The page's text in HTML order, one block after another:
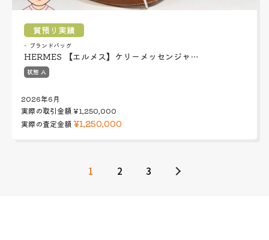
質預り実績
ブランドバッグ
HERMES 【エルメス】ケリーメッセンジャ…
状態 A
2026年6月
実際の取引金額¥1,250,000
実際の査定金額 ¥1,250,000
1 2 3